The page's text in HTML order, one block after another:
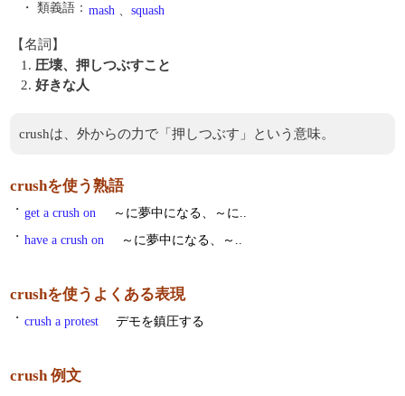
・ 類義語： mash 、 squash
【名詞】
1. 圧壊、押しつぶすこと
2. 好きな人
crushは、外からの力で「押しつぶす」という意味。
crushを使う熟語
・ get a crush on
～に夢中になる、～に..
・ have a crush on ～に夢中になる、～..
crushを使うよくある表現
・ crush a protest デモを鎮圧する
crush 例文